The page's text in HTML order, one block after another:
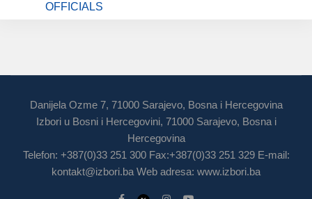
OFFICIALS
Danijela Ozme 7, 71000 Sarajevo, Bosna i Hercegovina
Izbori u Bosni i Hercegovini, 71000 Sarajevo, Bosna i
Hercegovina
Telefon: +387(0)33 251 300 Fax:+387(0)33 251 329 E-mail:
kontakt@izbori.ba Web adresa: www.izbori.ba